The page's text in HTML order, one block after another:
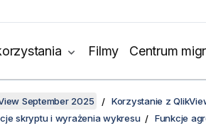
Filmy Centrum
September 2025 Korzystanie z
skryptu i wyrażenia wykresu
Funkcje